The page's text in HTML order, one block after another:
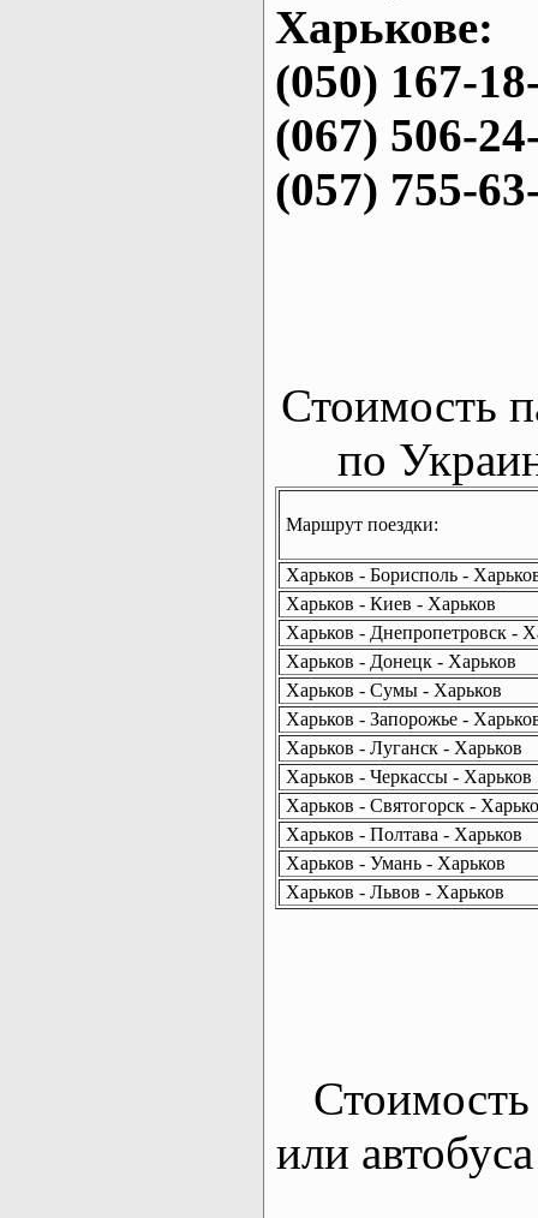
Харькове:
(050) 167-
(067) 506-
(057) 755-
Стоимость
по
Маршрут поездки:
Харьков - Борисполь -
Харьков - Киев - Харьков
Харьков - Днепропетровск -
Харьков - Донецк - Харьков
Харьков - Сумы - Харьков
Харьков - Запорожье -
Харьков - Луганск - Харьков
Харьков - Черкассы - Харьков
Харьков - Святогорск -
Харьков - Полтава - Харьков
Харьков - Умань - Харьков
Харьков - Львов - Харьков
Стоимость
или